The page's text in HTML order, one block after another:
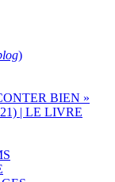
)
BIEN »
| LE LIVRE